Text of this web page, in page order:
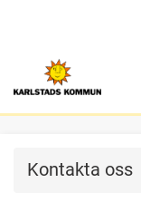
Kontakta oss